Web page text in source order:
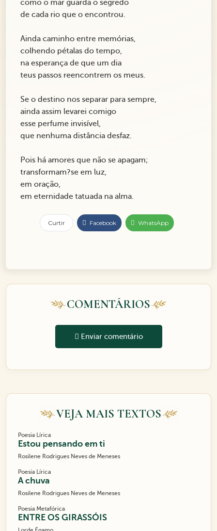
como o mar guarda o segredo
de cada rio que o encontrou.
Ainda caminho entre memórias,
colhendo pétalas do tempo,
na esperança de que um dia
teus passos reencontrem os meus.
Se o destino nos separar para sempre,
ainda assim levarei comigo
esse perfume invisível,
que nenhuma distância desfaz.
Pois há amores que não se apagam;
transformam?se em luz,
em oração,
em eternidade tatuada na alma.
Curtir Facebook WhatsApp
COMENTÁRIOS
Enviar comentário
VEJA MAIS TEXTOS
Poesia Lírica
Estou pensando em ti
Rosilene Rodrigues Neves de Meneses
Poesia Lírica
A chuva
Rosilene Rodrigues Neves de Meneses
Poesia Metafórica
ENTRE OS GIRASSÓIS